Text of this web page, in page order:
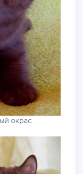
окрас